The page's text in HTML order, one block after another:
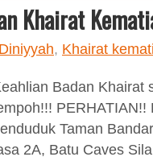
Khairat
, Khairat
Badan Khairat
PERHATIAN!!
Taman
2A, Batu Caves